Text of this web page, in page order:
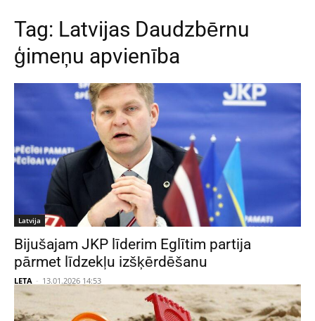
Tag: Latvijas Daudzbērnu
ģimeņu apvienība
Latvija
Bijušajam JKP līderim Eglītim partija
pārmet līdzekļu izšķērdēšanu
LETA - 13.01.2026 14:53